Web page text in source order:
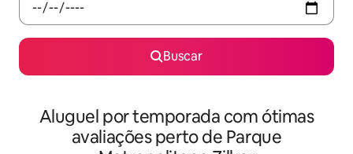
Buscar
Aluguel por temporada com ótimas
avaliações perto de Parque